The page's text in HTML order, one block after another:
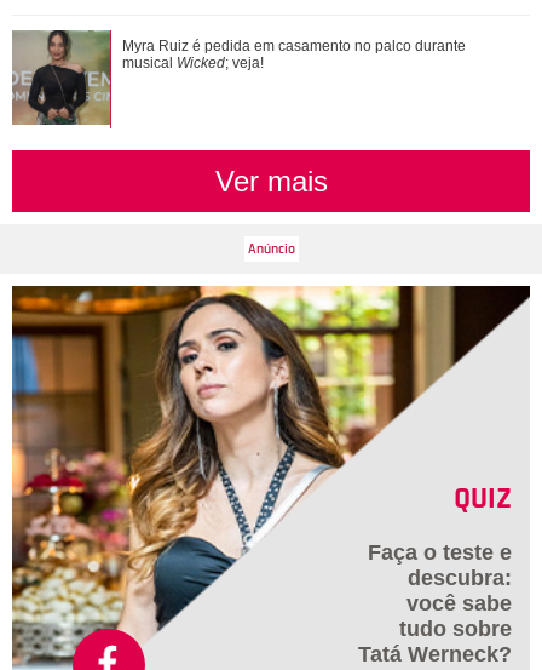
Verdadeiras xérox! Confira mães e filhas famosas que são
super parecidas
Myra Ruiz é pedida em casamento no palco durante
musical Wicked; veja!
Ver mais
QUIZ
Faça o teste e
descubra:
você sabe
tudo sobre
Tatá Werneck?